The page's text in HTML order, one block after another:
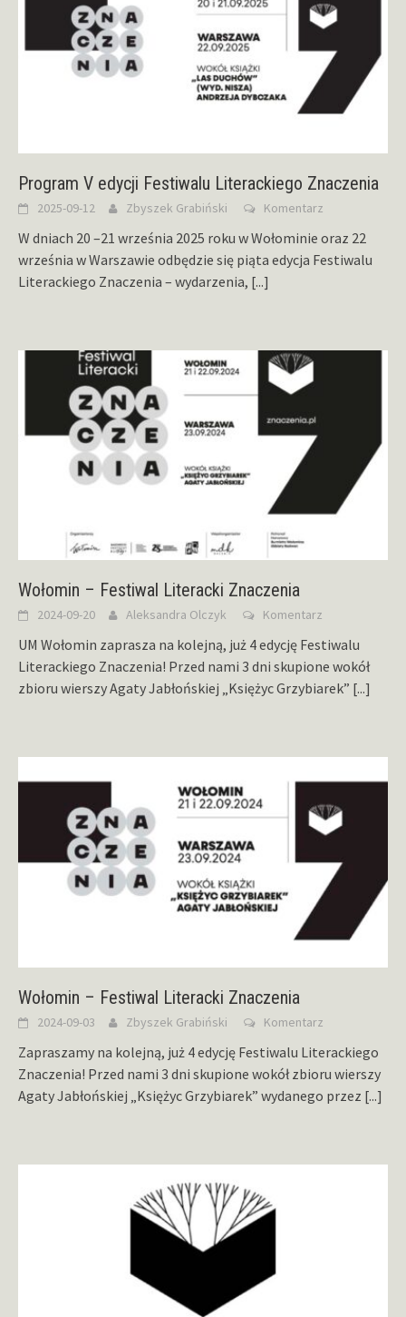
Program V edycji Festiwalu Literackiego Znaczenia
2025-09-12 Zbyszek Grabiński Komentarz
W dniach 20 –21 września 2025 roku w Wołominie oraz 22
września w Warszawie odbędzie się piąta edycja Festiwalu
Literackiego Znaczenia – wydarzenia, [...]
Wołomin – Festiwal Literacki Znaczenia
2024-09-20 Aleksandra Olczyk Komentarz
UM Wołomin zaprasza na kolejną, już 4 edycję Festiwalu
Literackiego Znaczenia! Przed nami 3 dni skupione wokół
zbioru wierszy Agaty Jabłońskiej „Księżyc Grzybiarek” [...]
Wołomin – Festiwal Literacki Znaczenia
2024-09-03 Zbyszek Grabiński Komentarz
Zapraszamy na kolejną, już 4 edycję Festiwalu Literackiego
Znaczenia! Przed nami 3 dni skupione wokół zbioru wierszy
Agaty Jabłońskiej „Księżyc Grzybiarek” wydanego przez [...]